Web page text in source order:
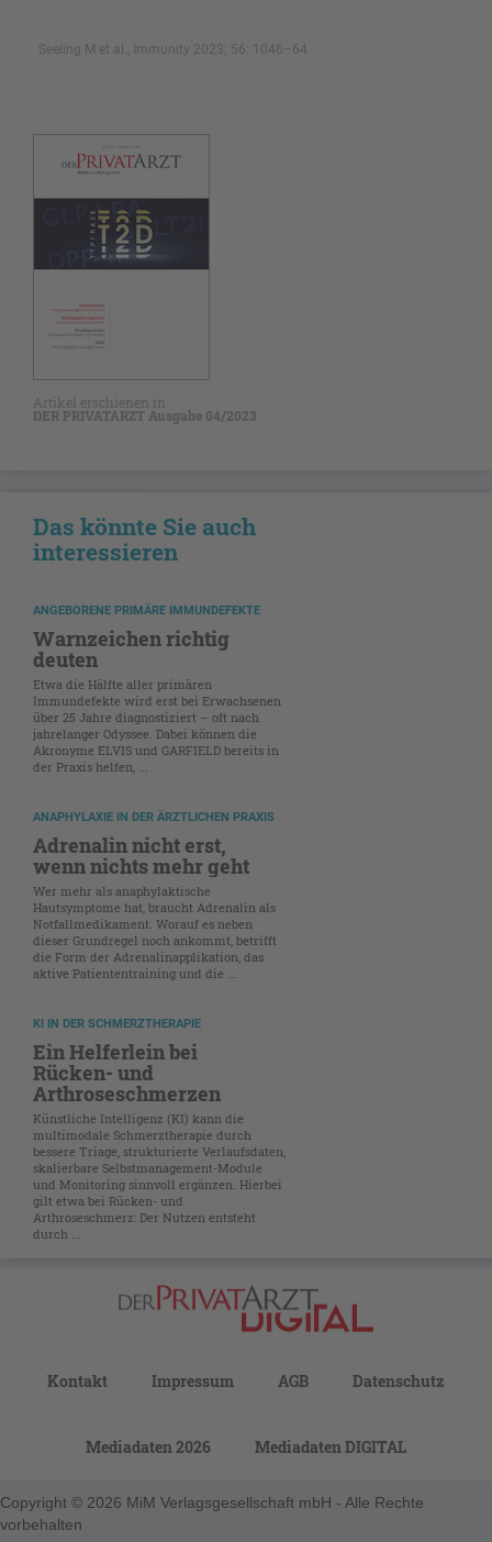
Seeling M et al., Immunity 2023; 56: 1046–64
Artikel erschienen in
DER PRIVATARZT Ausgabe 04/2023
Das könnte Sie auch
interessieren
ANGEBORENE PRIMÄRE IMMUNDEFEKTE
Warnzeichen richtig
deuten
Etwa die Hälfte aller primären
Immundefekte wird erst bei Erwachsenen
über 25 Jahre diagnostiziert – oft nach
jahrelanger Odyssee. Dabei können die
Akronyme ELVIS und GARFIELD bereits in
der Praxis helfen, ...
ANAPHYLAXIE IN DER ÄRZTLICHEN PRAXIS
Adrenalin nicht erst,
wenn nichts mehr geht
Wer mehr als anaphylaktische
Hautsymptome hat, braucht Adrenalin als
Notfallmedikament. Worauf es neben
dieser Grundregel noch ankommt, betrifft
die Form der Adrenalinapplikation, das
aktive Patiententraining und die ...
KI IN DER SCHMERZTHERAPIE
Ein Helferlein bei
Rücken- und
Arthroseschmerzen
Künstliche Intelligenz (KI) kann die
multimodale Schmerztherapie durch
bessere Triage, strukturierte Verlaufsdaten,
skalierbare Selbstmanagement-Module
und Monitoring sinnvoll ergänzen. Hierbei
gilt etwa bei Rücken- und
Arthroseschmerz: Der Nutzen entsteht
durch ...
Kontakt Impressum AGB Datenschutz
Mediadaten 2026 Mediadaten DIGITAL
Copyright © 2026 MiM Verlagsgesellschaft mbH - Alle Rechte
vorbehalten